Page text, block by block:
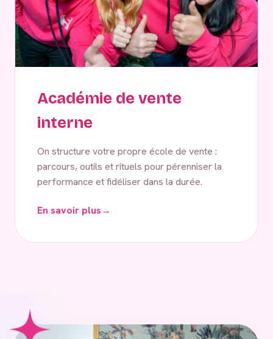
Académie de vente
interne
On structure votre propre école de vente :
parcours, outils et rituels pour pérenniser la
performance et fidéliser dans la durée.
En savoir plus→